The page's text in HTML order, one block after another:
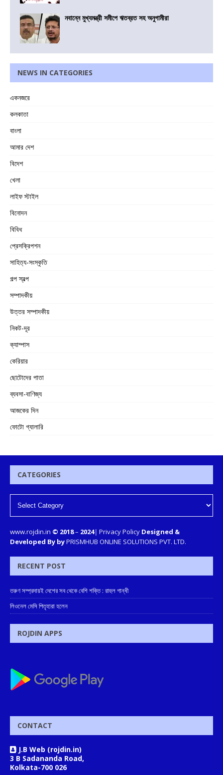
নবান্নে মুখ্যমন্ত্রী সমীপে ঋতব্রত সহ অনুগামীরা
NEWS IN CATEGORIES
একনজরে
কলকাতা
বাংলা
আমার দেশ
বিদেশ
খেলা
লাইফ স্টাইল
বিনোদন
বিবিধ
প্রেসক্রিপশন
সাহিত্য-সংস্কৃতি
গল্প স্বল্প
সম্পাদকীয়
উত্তর সম্পাদকীয়
নিকট-দূর
ক্যাম্পাস
কেরিয়ার
ছোটোদের পাতা
ব্যবসা-বাণিজ্য
আজকের দিন
ফোটো গ্যালারি
CATEGORIES
www.rojdin.in © 2018– 2024| Privacy Policy Designed &
Developed By byPRISMHUB ONLINE SOLUTIONS PVT. LTD.
RECENT POST
তরুণ সম্প্রদায়ই দেশের সব থেকে বেশি শক্তি : রাহুল গান্ধী
লিওনেল মেসি পিতৃহারা হলেন
ROJDIN APPS
CONTACT
J.B Web (rojdin.in)
3 B Sadananda Road,
Kolkata-700 026